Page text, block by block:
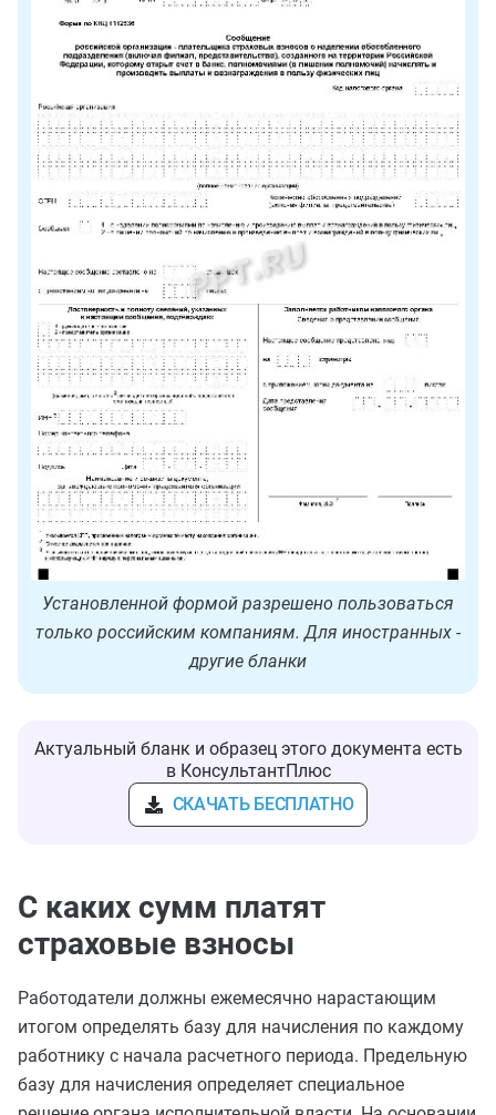
Установленной формой разрешено пользоваться
только российским компаниям. Для иностранных -
другие бланки
Актуальный бланк и образец этого документа есть
в КонсультантПлюс
СКАЧАТЬ БЕСПЛАТНО
С каких сумм платят
страховые взносы
Работодатели должны ежемесячно нарастающим
итогом определять базу для начисления по каждому
работнику с начала расчетного периода. Предельную
базу для начисления определяет специальное